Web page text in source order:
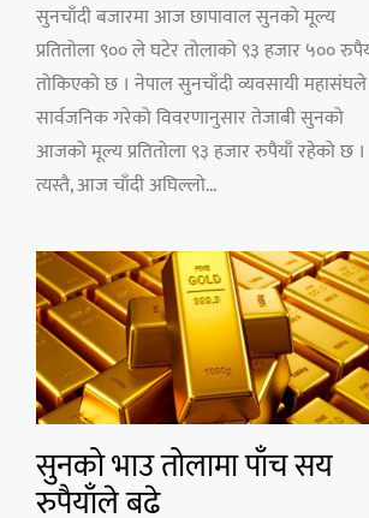
सुनचाँदी बजारमा आज छापावाल सुनको मूल्य
प्रतितोला ९०० ले घटेर तोलाको ९३ हजार ५००
तोकिएको छ । नेपाल सुनचाँदी व्यवसायी महासंघले
सार्वजनिक गरेको विवरणानुसार तेजाबी सुनको
आजको मूल्य प्रतितोला ९३ हजार रुपैयाँ रहेको छ ।
त्यस्तै, आज चाँदी अघिल्लो...
सुनको भाउ तोलामा पाँच सय
रुपैयाँले बढे